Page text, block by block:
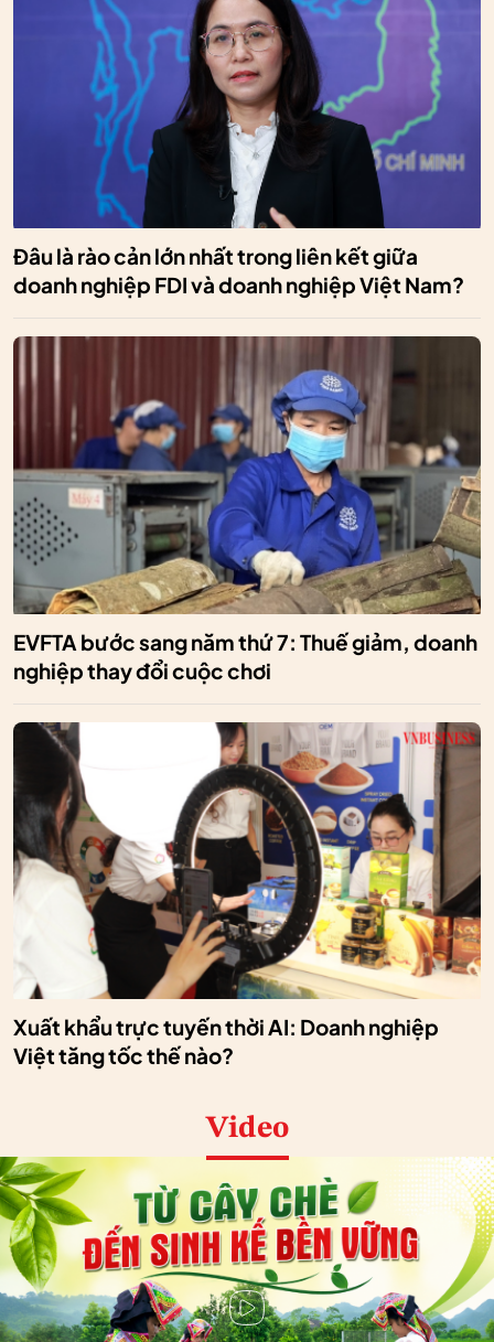
Đâu là rào cản lớn nhất trong liên kết giữa
doanh nghiệp FDI và doanh nghiệp Việt Nam?
EVFTA bước sang năm thứ 7: Thuế giảm, doanh
nghiệp thay đổi cuộc chơi
Xuất khẩu trực tuyến thời AI: Doanh nghiệp
Việt tăng tốc thế nào?
Video